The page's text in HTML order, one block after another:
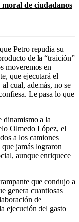
de ciudadanos
Petro repudia su
de la “traición”
moveremos en
que ejecutará el
al cual, además, no se
Le pasa lo que
dinamismo a la
Olmedo López, el
a los camiones
que jamás lograron
aunque enriquece
que condujo a
genera cuantiosas
de
ejecución del gasto